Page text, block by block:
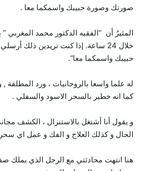
صورتك وصورة حبيبك واسمكما معا .
المثيرُ أن “الفقيه الدكتور محمد المغربي
خلال 24 ساعة. إذا كنت تريدين ذلك
حبيبك واسمكما معا”.
له علما واسعا بالروحانيات ، ورد المطلقة ,
كما انه خطير بالسحر الاسود والسفلي .
و يقول أنا أشتغل بالاستنزال ، الكشف
الحال و كذلك العلاج و الفك و عمل اي
هنا انتهت محادثتي مع الرجل الذي يملك